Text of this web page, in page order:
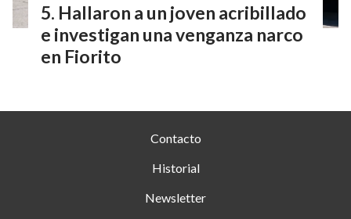
Hallaron a un joven acribillado
e investigan una venganza narco
en Fiorito
Contacto
Historial
Newsletter